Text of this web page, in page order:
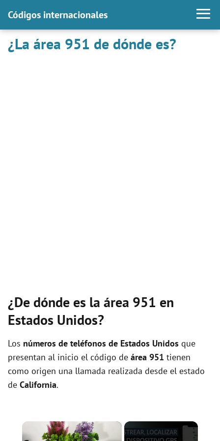
Códigos internacionales
¿La área 951 de dónde es?
¿De dónde es la área 951 en
Estados Unidos?
Los números de teléfonos de Estados Unidos que
presentan al inicio el código de área 951 tienen
como origen una llamada realizada desde el estado
de California.
×